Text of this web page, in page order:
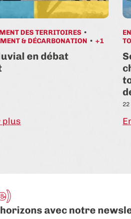
DES TERRITOIRES
& DÉCARBONATION
+1
en débat
plus
22
avec notre